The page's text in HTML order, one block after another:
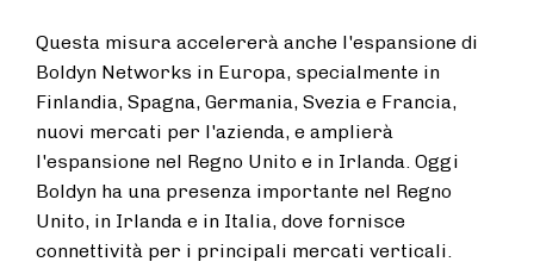
Questa misura accelererà anche l'espansione di
Boldyn Networks in Europa, specialmente in
Finlandia, Spagna, Germania, Svezia e Francia,
nuovi mercati per l'azienda, e amplierà
l'espansione nel Regno Unito e in Irlanda. Oggi
Boldyn ha una presenza importante nel Regno
Unito, in Irlanda e in Italia, dove fornisce
connettività per i principali mercati verticali.